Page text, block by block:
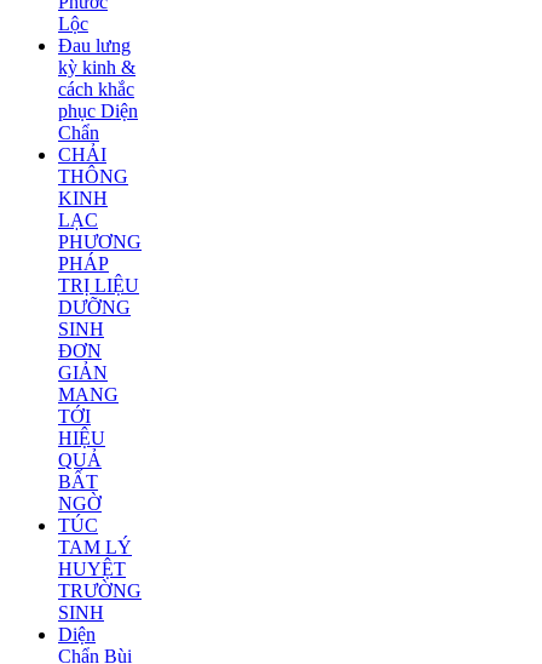
Lộc
Đau lưng
kỳ kinh &
cách khắc
phục Diện
Chẩn
CHẢI
THÔNG
KINH
LẠC
PHƯƠNG
PHÁP
TRỊ LIỆU
DƯỠNG
SINH
ĐƠN
GIẢN
MANG
TỚI
HIỆU
QUẢ
BẤT
NGỜ
TÚC
TAM LÝ
HUYỆT
TRƯỜNG
SINH
Diện
Chẩn Bùi